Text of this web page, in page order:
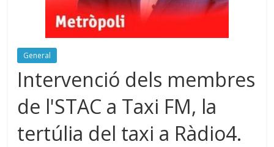
General
Intervenció dels membres
de l'STAC a Taxi FM, la
tertúlia del taxi a Ràdio4.